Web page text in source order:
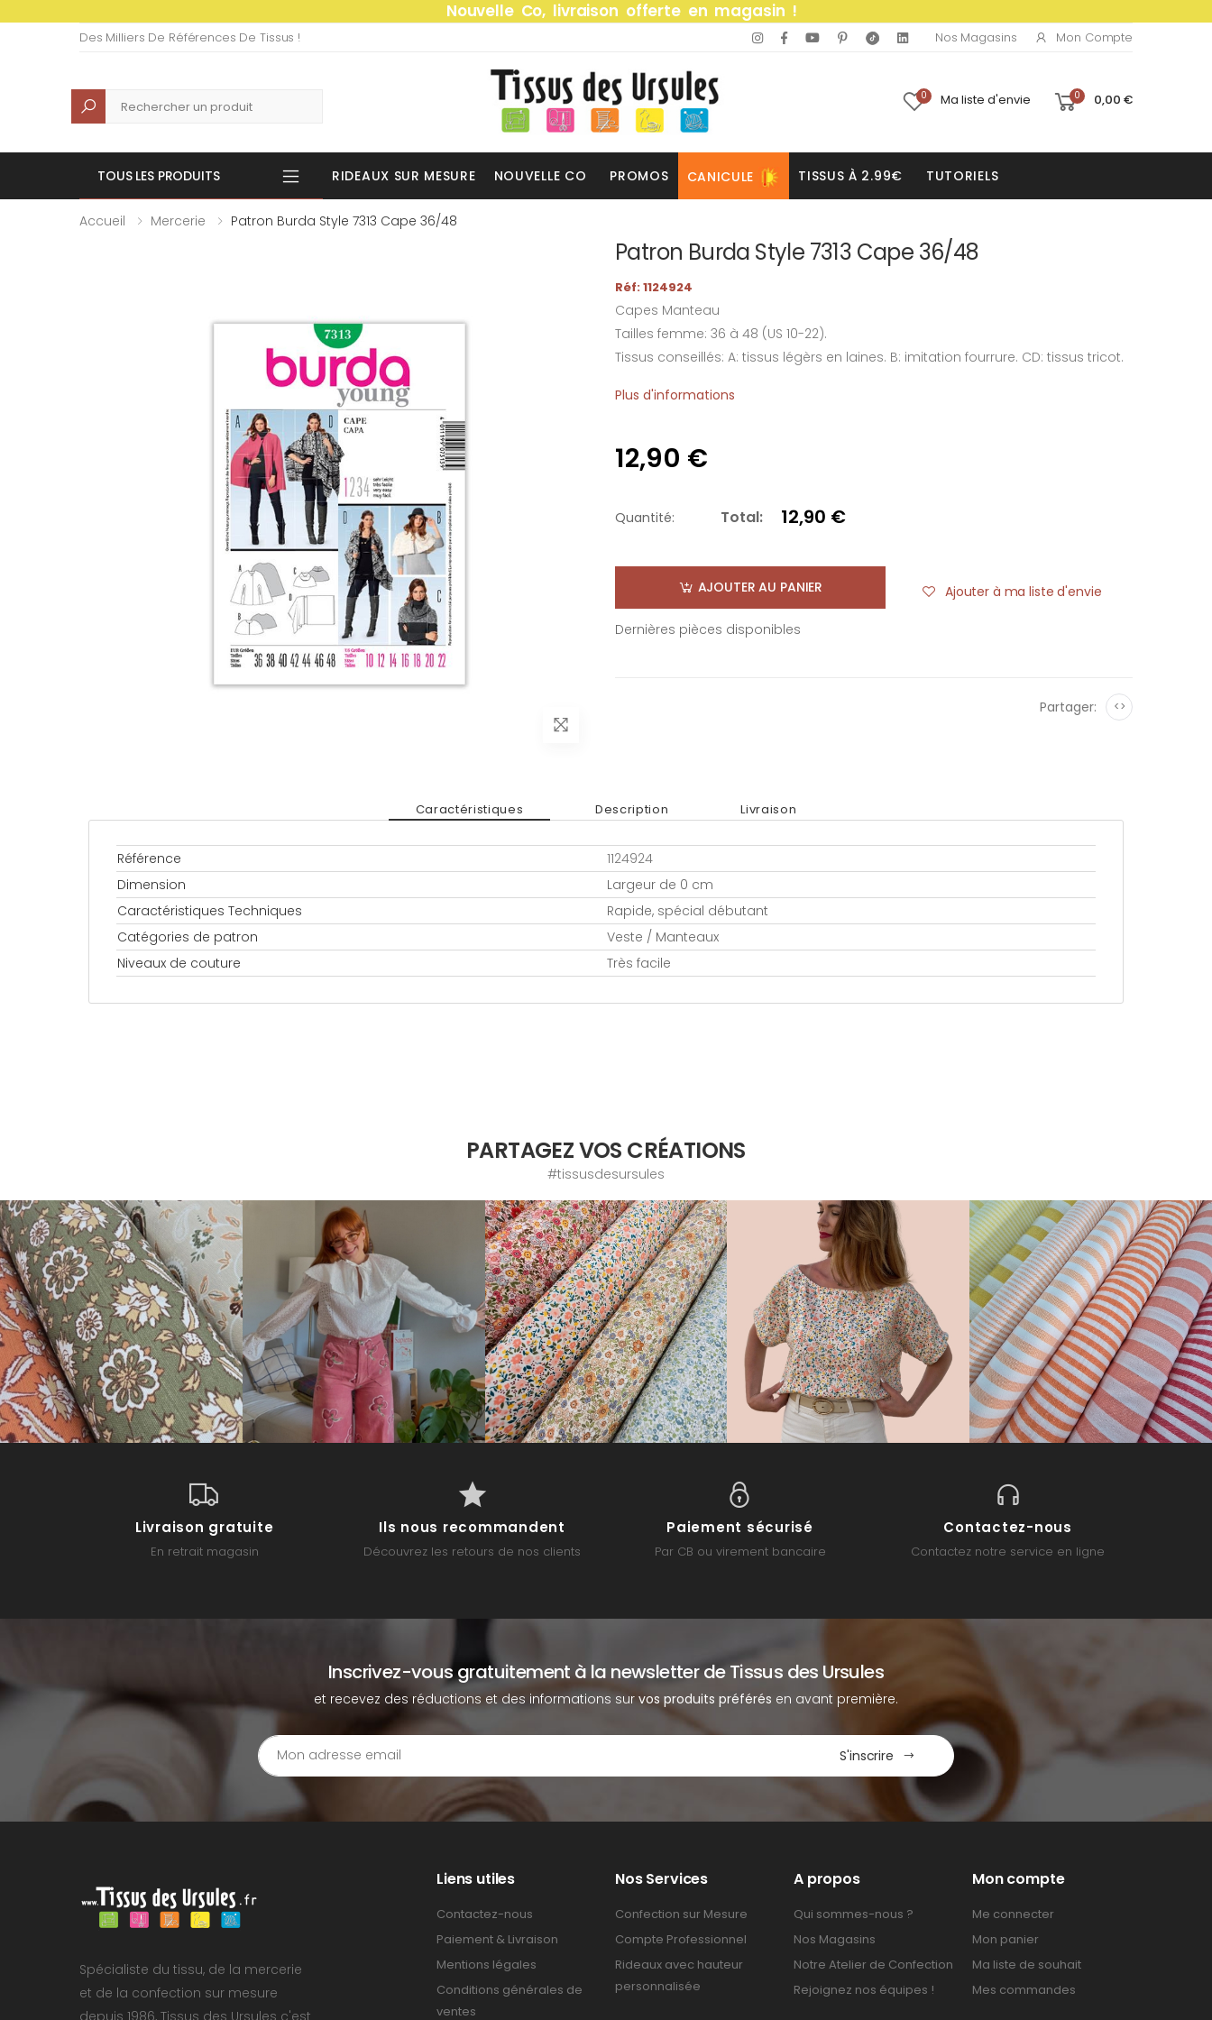
Nouvelle Co, livraison offerte en magasin !
Des Milliers De Références De Tissus ! Nos Magasins Mon Compte
Recherche 0 Ma liste d'envie 0 0,00 €
TOUS LES PRODUITS RIDEAUX SUR MESURE NOUVELLE CO PROMOS CANICULE TISSUS À 2.99€ TUTORIELS
Accueil Mercerie Patron Burda Style 7313 Cape 36/48
Patron Burda Style 7313 Cape 36/48
Réf: 1124924
Capes Manteau
Tailles femme: 36 à 48 (US 10-22).
Tissus conseillés: A: tissus légèrs en laines. B: imitation fourrure. CD: tissus tricot.
Plus d'informations
12,90 €
Quantité: Total: 12,90 €
AJOUTER AU PANIER Ajouter à ma liste d'envie
Dernières pièces disponibles
Partager: <>
Caractéristiques Description Livraison
Référence
1124924
Dimension
Largeur de 0 cm
Caractéristiques Techniques
Rapide, spécial débutant
Catégories de patron
Veste / Manteaux
Niveaux de couture
Très facile
PARTAGEZ VOS CRÉATIONS
#tissusdesursules
Livraison gratuite
En retrait magasin
Ils nous recommandent
Découvrez les retours de nos clients
Paiement sécurisé
Par CB ou virement bancaire
Contactez-nous
Contactez notre service en ligne
Inscrivez-vous gratuitement à la newsletter de Tissus des Ursules
et recevez des réductions et des informations survos produits préférés en avant première.
S'inscrire
Spécialiste du tissu, de la mercerie
et de la confection sur mesure
depuis 1986, Tissus des Ursules c'est
Liens utiles
Contactez-nous
Paiement & Livraison
Mentions légales
Conditions générales de
ventes
Nos Services
Confection sur Mesure
Compte Professionnel
Rideaux avec hauteur
personnalisée
A propos
Qui sommes-nous ?
Nos Magasins
Notre Atelier de Confection
Rejoignez nos équipes !
Mon compte
Me connecter
Mon panier
Ma liste de souhait
Mes commandes